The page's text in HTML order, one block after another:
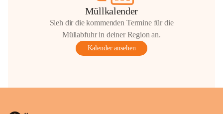
Müllkalender
Sieh dir die kommenden Termine für die
Müllabfuhr in deiner Region an.
Kalender ansehen